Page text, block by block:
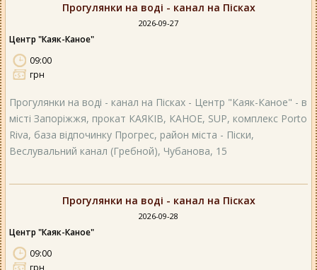
Прогулянки на воді - канал на Пісках
2026-09-27
Центр "Каяк-Каное"
09:00
грн
Прогулянки на воді - канал на Пісках - Центр "Каяк-Каное" - в
місті Запоріжжя, прокат КАЯКІВ, КАНОЕ, SUP, комплекс Porto
Riva, база відпочинку Прогрес, район міста - Піски,
Веслувальний канал (Гребной), Чубанова, 15
Прогулянки на воді - канал на Пісках
2026-09-28
Центр "Каяк-Каное"
09:00
грн